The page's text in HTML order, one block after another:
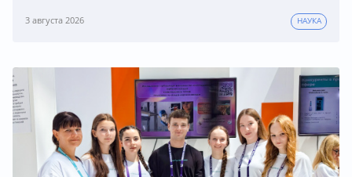
3 августа 2026 НАУКА